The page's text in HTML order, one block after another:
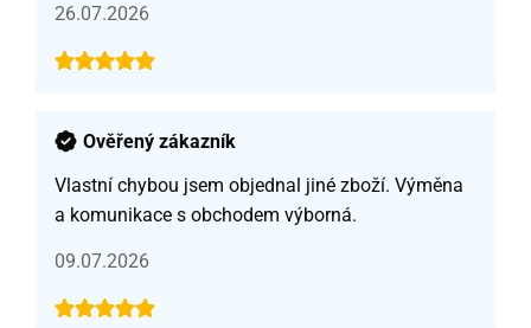
26.07.2026
Ověřený zákazník
Vlastní chybou jsem objednal jiné zboží. Výměna
a komunikace s obchodem výborná.
09.07.2026